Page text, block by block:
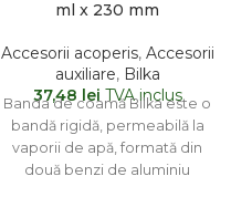
ml x 230 mm
Accesorii acoperis, Accesorii
auxiliare, Bilka
37,48 lei TVA inclus
Banda de coamă Bilka este o
bandă rigidă, permeabilă la
vaporii de apă, formată din
două benzi de aluminiu